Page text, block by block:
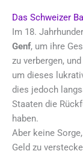
Das Schweizer
Im 18.
Genf, um ihre
zu verbergen,
um dieses
dies jedoch
Staaten die
haben.
Aber keine
Geld zu